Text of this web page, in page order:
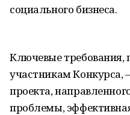
социального бизнеса.
Ключевые требования,
участникам
проекта,
проблемы,